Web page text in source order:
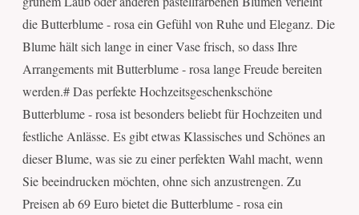
die Butterblume - rosa ein Gefühl von Ruhe und Eleganz. Die
Blume hält sich lange in einer Vase frisch, so dass Ihre
Arrangements mit Butterblume - rosa lange Freude bereiten
werden.# Das perfekte Hochzeitsgeschenkschöne
Butterblume - rosa ist besonders beliebt für Hochzeiten und
festliche Anlässe. Es gibt etwas Klassisches und Schönes an
dieser Blume, was sie zu einer perfekten Wahl macht, wenn
Sie beeindrucken möchten, ohne sich anzustrengen. Zu
Preisen ab 69 Euro bietet die Butterblume - rosa ein